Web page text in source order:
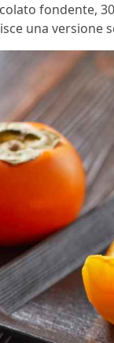
fondente,
una versione